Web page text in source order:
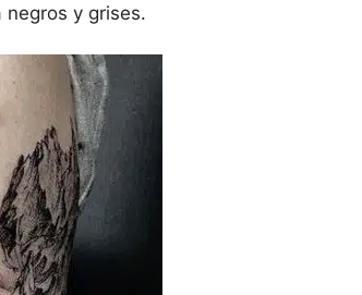
y grises.